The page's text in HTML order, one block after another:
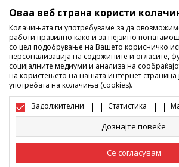
Не е дозволено превземање или користење
интернет страните на Sport Vision,
однесува на логоа, трговски марки,
истите да се отстапуваат на трети лица, јавно
се користат за било какви цели, без писмена
ДООЕЛ.
Настојуваме да бидеме што попрецизни во
фотографијата и самата цена, но не можеме
сите информации се комплетни и без
дека мораат да се достапни во секој
Оваа веб страна користи
Колачињата ги употребуваме за да
работи правилно како и за нејзино
со цел подобрување на Вашето корисничко
персонализација на содржините и огласите,
социјалните медиуми и анализа на
на користењето на нашата интернет страница
употребата на колачиња (cookies).
Задолжителни Статистика
Дознајте повеќе
Се согласувам